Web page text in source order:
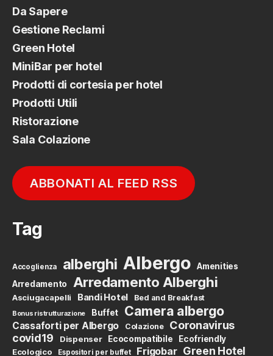
Da Sapere
Gestione Reclami
Green Hotel
MiniBar per hotel
Prodotti di cortesia per hotel
Prodotti Utili
Ristorazione
Sala Colazione
ABBONATI AL FEED RSS
Tag
Accoglienza alberghi Albergo
Amenities
Arredamento
Arredamento Alberghi
Asciugacapelli Bandi Hotel Bed and Breakfast
Bonus ristrutturazione Buffet Camera albergo
Cassaforti per Albergo Colazione
Coronavirus
covid19
Dispenser Ecocompatibile
Ecofriendly
Ecologico
Espositori per buffet Frigobar Green Hotel